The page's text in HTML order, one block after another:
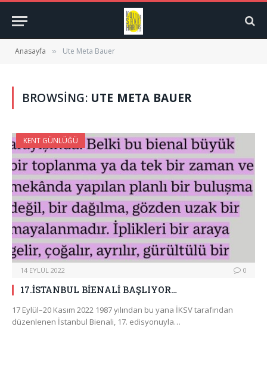
Anasayfa » Ute Meta Bauer
BROWSING: UTE META BAUER
KENT GÜNLÜĞÜ
14 EYLÜL 2022 0
17.İSTANBUL BİENALİ BAŞLIYOR…
17 Eylül–20 Kasım 2022 1987 yılından bu yana İKSV tarafından
düzenlenen İstanbul Bienali, 17. edisyonuyla…